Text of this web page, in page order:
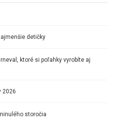
detičky
ktoré si poľahky vyrobíte aj
2026
storočia